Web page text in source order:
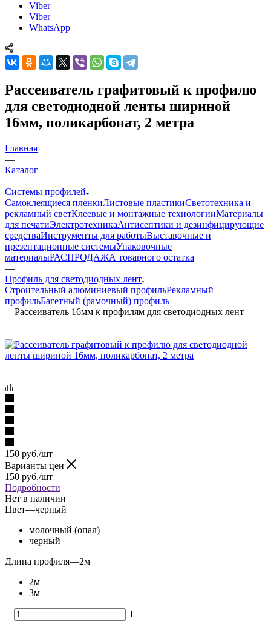
Viber
Viber
WhatsApp
Рассеиватель графитовый к профилю
для светодиодной ленты шириной
16мм, поликарбонат, 2 метра
Главная
—
Каталог
—
Системы профилей
Самоклеящиеся пленкиЛистовые пластикиСветотехника и
рекламный светКлеевые и монтажные технологииМатериалы
для печатиЭлектротехникаАнтисептики и дезинфицирующие
средстваИнструменты для работыВыставочные и
презентационные системыУпаковочные
материалыРАСПРОДАЖА товарного остатка
—
Профиль для светодиодных лент
Строительный алюминиевый профильРекламный
профильБагетный (рамочный) профиль
—Рассеиватель 16мм к профилям для светодиодных лент
150 руб./шт
Варианты цен
150 руб./шт
Подробности
Нет в наличии
Цвет—черный
молочный (опал)
черный
Длина профиля—2м
2м
3м